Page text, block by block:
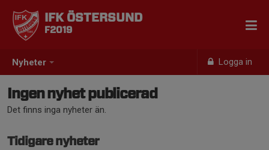
Nyheter Logga in
IFK ÖSTERSUND
F2019
Ingen nyhet publicerad
Det finns inga nyheter än.
Tidigare nyheter